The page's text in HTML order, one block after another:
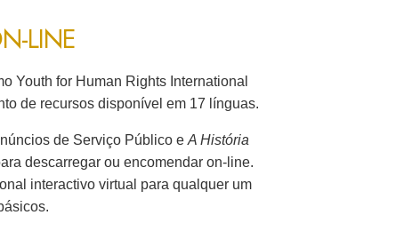
LINE
Youth for Human Rights International
de recursos disponível em 17 línguas.
de Serviço Público e A História
descarregar ou encomendar on-line.
interactivo virtual para qualquer um